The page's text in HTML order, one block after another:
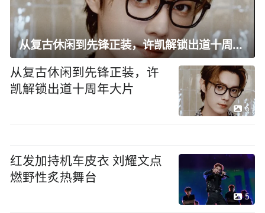
从复古休闲到先锋正装，许凯解锁出道十周年大片
从复古休闲到先锋正装，许
凯解锁出道十周年大片
6
红发加持机车皮衣 刘耀文点
燃野性炙热舞台
5